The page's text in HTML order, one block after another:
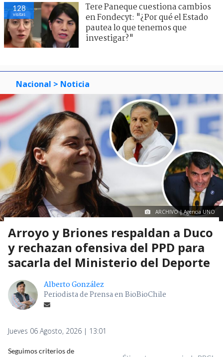
128
visitas
Tere Paneque cuestiona cambios
en Fondecyt: "¿Por qué el Estado
pautea lo que tenemos que
investigar?"
Nacional > Noticia
ARCHIVO | Agencia UNO
Arroyo y Briones respaldan a Duco
y rechazan ofensiva del PPD para
sacarla del Ministerio del Deporte
Alberto González
Periodista de Prensa en BioBioChile
Jueves 06 Agosto, 2026 | 13:01
Seguimos criterios de